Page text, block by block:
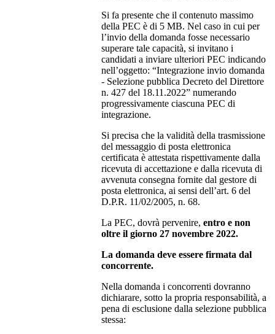
Si fa presente che il contenuto massimo
della PEC è di 5 MB. Nel caso in cui per
l’invio della domanda fosse necessario
superare tale capacità, si invitano i
candidati a inviare ulteriori PEC indicando
nell’oggetto: “Integrazione invio domanda
- Selezione pubblica Decreto del Direttore
n. 427 del 18.11.2022” numerando
progressivamente ciascuna PEC di
integrazione.
Si precisa che la validità della trasmissione
del messaggio di posta elettronica
certificata è attestata rispettivamente dalla
ricevuta di accettazione e dalla ricevuta di
avvenuta consegna fornite dal gestore di
posta elettronica, ai sensi dell’art. 6 del
D.P.R. 11/02/2005, n. 68.
La PEC, dovrà pervenire, entro e non
oltre il giorno 27 novembre 2022.
La domanda deve essere firmata dal
concorrente.
Nella domanda i concorrenti dovranno
dichiarare, sotto la propria responsabilità, a
pena di esclusione dalla selezione pubblica
stessa: